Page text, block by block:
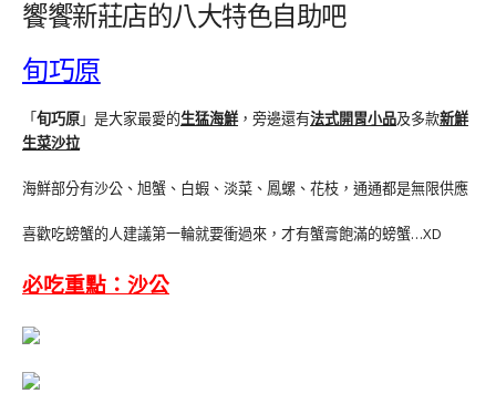
饗饗新莊店的八大特色自助吧
旬巧原
「旬巧原」是大家最愛的生猛海鮮，旁邊還有法式開胃小品及多款新鮮
生菜沙拉
海鮮部分有沙公、旭蟹、白蝦、淡菜、鳳螺、花枝，通通都是無限供應
喜歡吃螃蟹的人建議第一輪就要衝過來，才有蟹膏飽滿的螃蟹…XD
必吃重點：沙公